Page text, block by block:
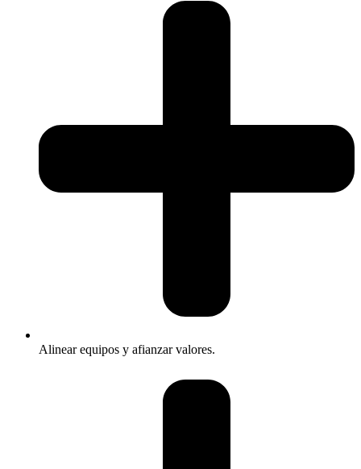
Alinear equipos y afianzar valores.